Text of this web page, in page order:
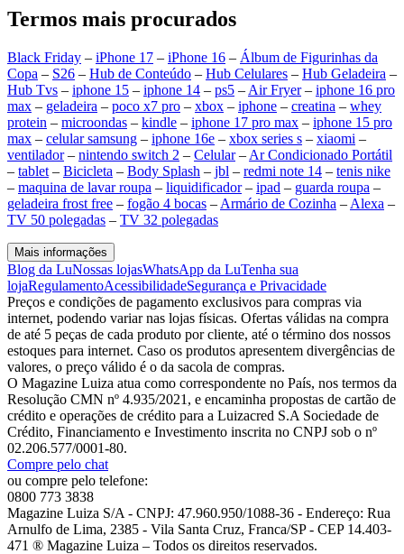
Termos mais procurados
Black Friday – iPhone 17 – iPhone 16 – Álbum de Figurinhas da
Copa – S26 – Hub de Conteúdo – Hub Celulares – Hub Geladeira –
Hub Tvs – iphone 15 – iphone 14 – ps5 – Air Fryer– iphone 16 pro
max – geladeira – poco x7 pro – xbox – iphone – creatina – whey
protein – microondas – kindle – iphone 17 pro max – iphone 15 pro
max – celular samsung – iphone 16e – xbox series s – xiaomi –
ventilador– nintendo switch 2 – Celular– Ar Condicionado Portátil
– tablet – Bicicleta – Body Splash – jbl – redmi note 14 – tenis nike
– maquina de lavar roupa – liquidificador– ipad – guarda roupa –
geladeira frost free – fogão 4 bocas – Armário de Cozinha – Alexa –
TV 50 polegadas – TV 32 polegadas
Mais informações
Blog da LuNossas lojasWhatsApp da LuTenha sua
lojaRegulamentoAcessibilidadeSegurança e Privacidade
Preços e condições de pagamento exclusivos para compras via
internet, podendo variar nas lojas físicas. Ofertas válidas na compra
de até 5 peças de cada produto por cliente, até o término dos nossos
estoques para internet. Caso os produtos apresentem divergências de
valores, o preço válido é o da sacola de compras.
O Magazine Luiza atua como correspondente no País, nos termos da
Resolução CMN nº 4.935/2021, e encaminha propostas de cartão de
crédito e operações de crédito para a Luizacred S.A Sociedade de
Crédito, Financiamento e Investimento inscrita no CNPJ sob o nº
02.206.577/0001-80.
Compre pelo chat
ou compre pelo telefone:
0800 773 3838
Magazine Luiza S/A - CNPJ: 47.960.950/1088-36 - Endereço: Rua
Arnulfo de Lima, 2385 - Vila Santa Cruz, Franca/SP - CEP 14.403-
471 ® Magazine Luiza – Todos os direitos reservados.